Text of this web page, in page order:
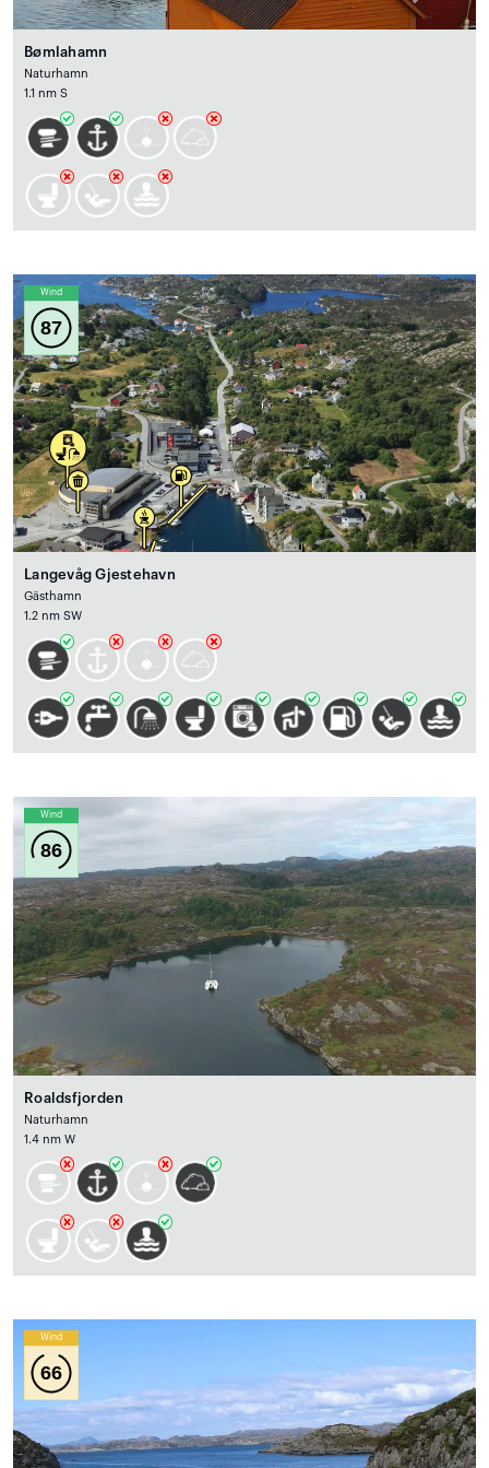
Bømlahamn
Naturhamn
1.1 nm S
Wind
87
Langevåg Gjestehavn
Gästhamn
1.2 nm SW
Wind
86
Roaldsfjorden
Naturhamn
1.4 nm W
Wind
66